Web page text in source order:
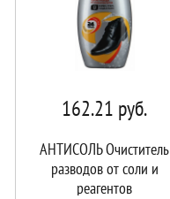
162.21 руб.
АНТИСОЛЬ Очиститель
разводов от соли и
реагентов